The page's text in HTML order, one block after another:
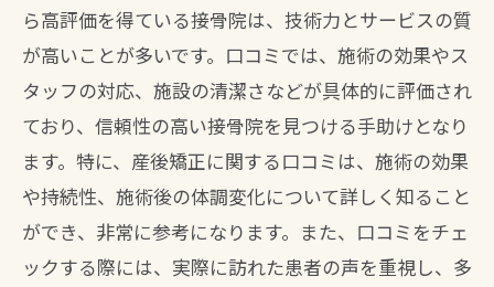
産後の不調を和らげる方法
個別ケアで体型を戻す秘訣
八幡西区で産後矯正が得意な接骨院
産後矯正のスペシャリストを探す
接骨院での産後矯正の効果とは
産後の姿勢改善に役立つ施術法
地元で信頼される接骨院の選び方
ら高評価を得ている接骨院は、技術力とサービスの質
が高いことが多いです。口コミでは、施術の効果やス
タッフの対応、施設の清潔さなどが具体的に評価され
ており、信頼性の高い接骨院を見つける手助けとなり
ます。特に、産後矯正に関する口コミは、施術の効果
や持続性、施術後の体調変化について詳しく知ること
ができ、非常に参考になります。また、口コミをチェ
ックする際には、実際に訪れた患者の声を重視し、多